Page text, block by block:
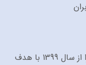
سایت پرو جی اف ایکس فعالیت خود را از سال 1399 با هدف